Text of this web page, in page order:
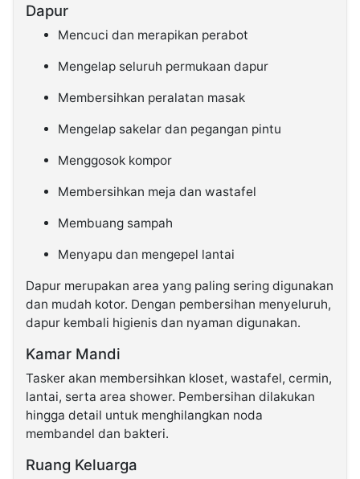
Dapur
Mencuci dan merapikan perabot
Mengelap seluruh permukaan dapur
Membersihkan peralatan masak
Mengelap sakelar dan pegangan pintu
Menggosok kompor
Membersihkan meja dan wastafel
Membuang sampah
Menyapu dan mengepel lantai
Dapur merupakan area yang paling sering digunakan
dan mudah kotor. Dengan pembersihan menyeluruh,
dapur kembali higienis dan nyaman digunakan.
Kamar Mandi
Tasker akan membersihkan kloset, wastafel, cermin,
lantai, serta area shower. Pembersihan dilakukan
hingga detail untuk menghilangkan noda
membandel dan bakteri.
Ruang Keluarga